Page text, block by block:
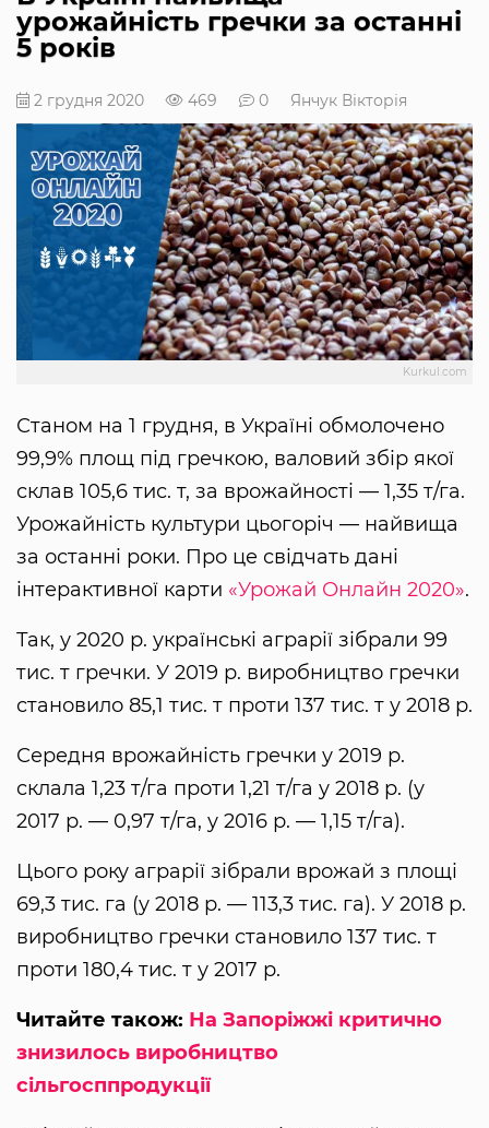
урожайність гречки за останні
5 років
2 грудня 2020 469 0 Янчук Вікторія
Kurkul.com
Станом на 1 грудня, в Україні обмолочено
99,9% площ під гречкою, валовий збір якої
склав 105,6 тис. т, за врожайності — 1,35 т/га.
Урожайність культури цьогоріч — найвища
за останні роки. Про це свідчать дані
інтерактивної карти «Урожай Онлайн 2020».
Так, у 2020 р. українські аграрії зібрали 99
тис. т гречки. У 2019 р. виробництво гречки
становило 85,1 тис. т проти 137 тис. т у 2018 р.
Середня врожайність гречки у 2019 р.
склала 1,23 т/га проти 1,21 т/га у 2018 р. (у
2017 р. — 0,97 т/га, у 2016 р. — 1,15 т/га).
Цього року аграрії зібрали врожай з площі
69,3 тис. га (у 2018 р. — 113,3 тис. га). У 2018 р.
виробництво гречки становило 137 тис. т
проти 180,4 тис. т у 2017 р.
Читайте також: На Запоріжжі критично
знизилось виробництво
сільгосппродукції